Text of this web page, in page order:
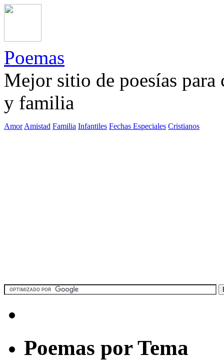
Poemas
Mejor sitio de poesías
y familia
Amor Amistad Familia Infantiles Fechas Especiales Cristianos
Poemas por Tema